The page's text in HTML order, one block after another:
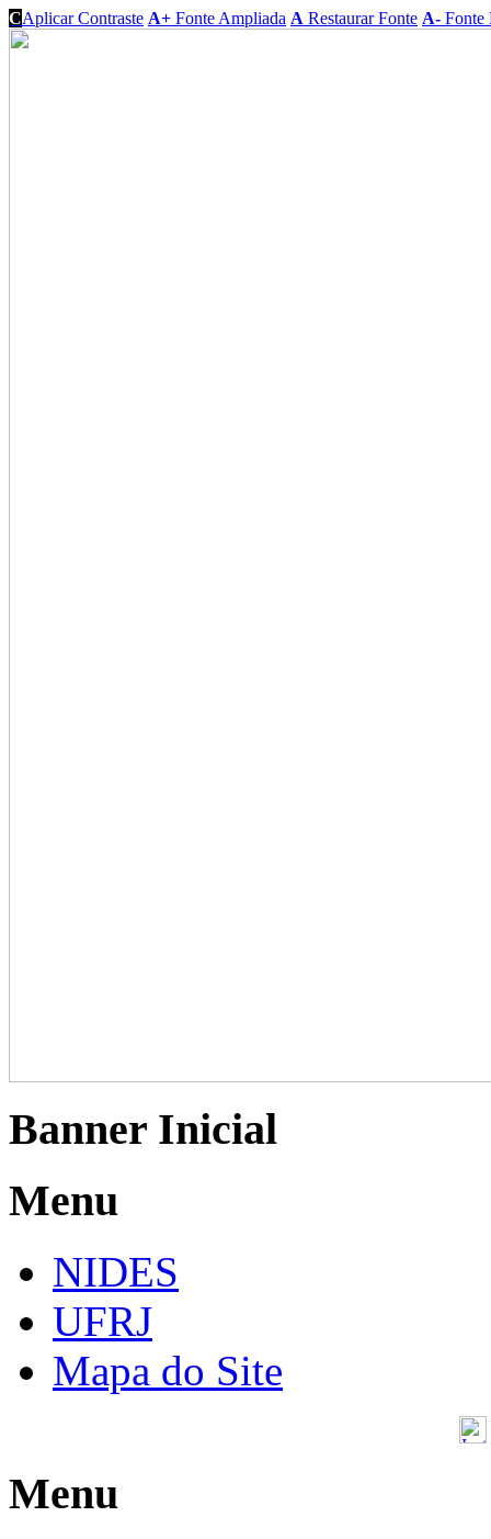
CAplicar Contraste A+ Fonte Ampliada A Restaurar Fonte A- Fonte
Banner Inicial
Menu
NIDES
UFRJ
Mapa do Site
Menu